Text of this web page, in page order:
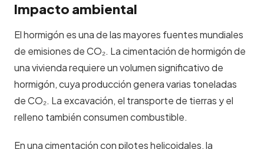
Impacto ambiental
El hormigón es una de las mayores fuentes mundiales
de emisiones de CO₂. La cimentación de hormigón de
una vivienda requiere un volumen significativo de
hormigón, cuya producción genera varias toneladas
de CO₂. La excavación, el transporte de tierras y el
relleno también consumen combustible.
En una cimentación con pilotes helicoidales, la